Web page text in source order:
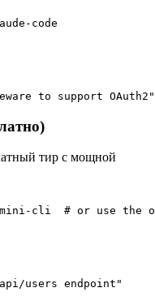
code
тир с мощной
cli  # or use